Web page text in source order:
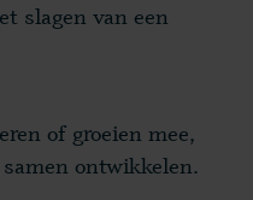
slagen van een
of groeien mee,
ontwikkelen.